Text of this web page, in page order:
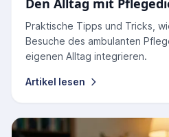
Den Alltag mit
Praktische Tipps und Tricks,
Besuche des ambulanten
eigenen Alltag integrieren.
Artikel lesen